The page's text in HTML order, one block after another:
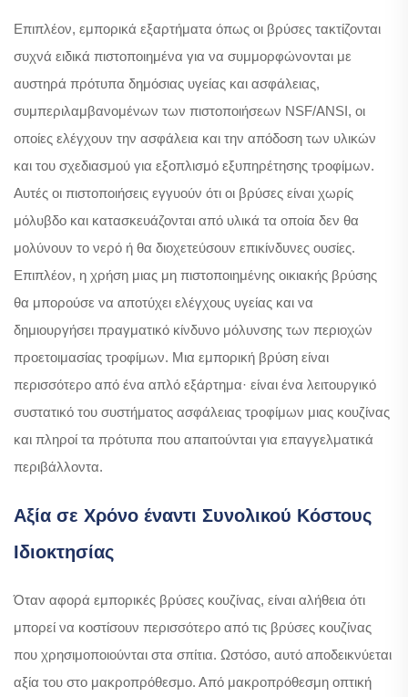
Επιπλέον, εμπορικά εξαρτήματα όπως οι βρύσες τακτίζονται
συχνά ειδικά πιστοποιημένα για να συμμορφώνονται με
αυστηρά πρότυπα δημόσιας υγείας και ασφάλειας,
συμπεριλαμβανομένων των πιστοποιήσεων NSF/ANSI, οι
οποίες ελέγχουν την ασφάλεια και την απόδοση των υλικών
και του σχεδιασμού για εξοπλισμό εξυπηρέτησης τροφίμων.
Αυτές οι πιστοποιήσεις εγγυούν ότι οι βρύσες είναι χωρίς
μόλυβδο και κατασκευάζονται από υλικά τα οποία δεν θα
μολύνουν το νερό ή θα διοχετεύσουν επικίνδυνες ουσίες.
Επιπλέον, η χρήση μιας μη πιστοποιημένης οικιακής βρύσης
θα μπορούσε να αποτύχει ελέγχους υγείας και να
δημιουργήσει πραγματικό κίνδυνο μόλυνσης των περιοχών
προετοιμασίας τροφίμων. Μια εμπορική βρύση είναι
περισσότερο από ένα απλό εξάρτημα· είναι ένα λειτουργικό
συστατικό του συστήματος ασφάλειας τροφίμων μιας κουζίνας
και πληροί τα πρότυπα που απαιτούνται για επαγγελματικά
περιβάλλοντα.
Αξία σε Χρόνο έναντι Συνολικού Κόστους
Ιδιοκτησίας
Όταν αφορά εμπορικές βρύσες κουζίνας, είναι αλήθεια ότι
μπορεί να κοστίσουν περισσότερο από τις βρύσες κουζίνας
που χρησιμοποιούνται στα σπίτια. Ωστόσο, αυτό αποδεικνύεται
αξία του στο μακροπρόθεσμο. Από μακροπρόθεσμη οπτική